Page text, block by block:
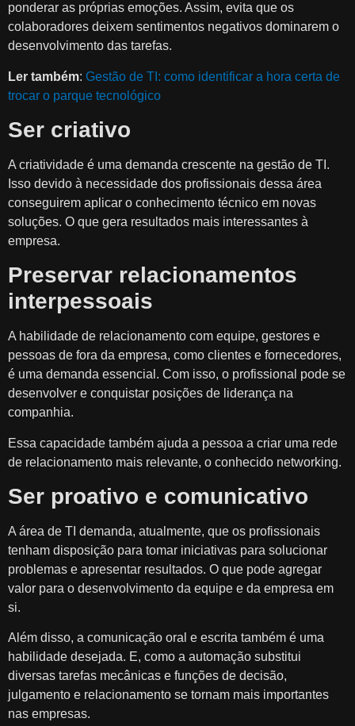
ponderar as próprias emoções. Assim, evita que os
colaboradores deixem sentimentos negativos dominarem o
desenvolvimento das tarefas.
Ler também: Gestão de TI: como identificar a hora certa de
trocar o parque tecnológico
Ser criativo
A criatividade é uma demanda crescente na gestão de TI.
Isso devido à necessidade dos profissionais dessa área
conseguirem aplicar o conhecimento técnico em novas
soluções. O que gera resultados mais interessantes à
empresa.
Preservar relacionamentos
interpessoais
A habilidade de relacionamento com equipe, gestores e
pessoas de fora da empresa, como clientes e fornecedores,
é uma demanda essencial. Com isso, o profissional pode se
desenvolver e conquistar posições de liderança na
companhia.
Essa capacidade também ajuda a pessoa a criar uma rede
de relacionamento mais relevante, o conhecido networking.
Ser proativo e comunicativo
A área de TI demanda, atualmente, que os profissionais
tenham disposição para tomar iniciativas para solucionar
problemas e apresentar resultados. O que pode agregar
valor para o desenvolvimento da equipe e da empresa em
si.
Além disso, a comunicação oral e escrita também é uma
habilidade desejada. E, como a automação substitui
diversas tarefas mecânicas e funções de decisão,
julgamento e relacionamento se tornam mais importantes
nas empresas.